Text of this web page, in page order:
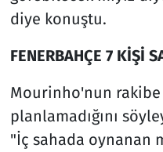
diye konuştu.
FENERBAHÇE 7 KİŞİ
Mourinho'nun
planlamadığını
"İç sahada oynanan